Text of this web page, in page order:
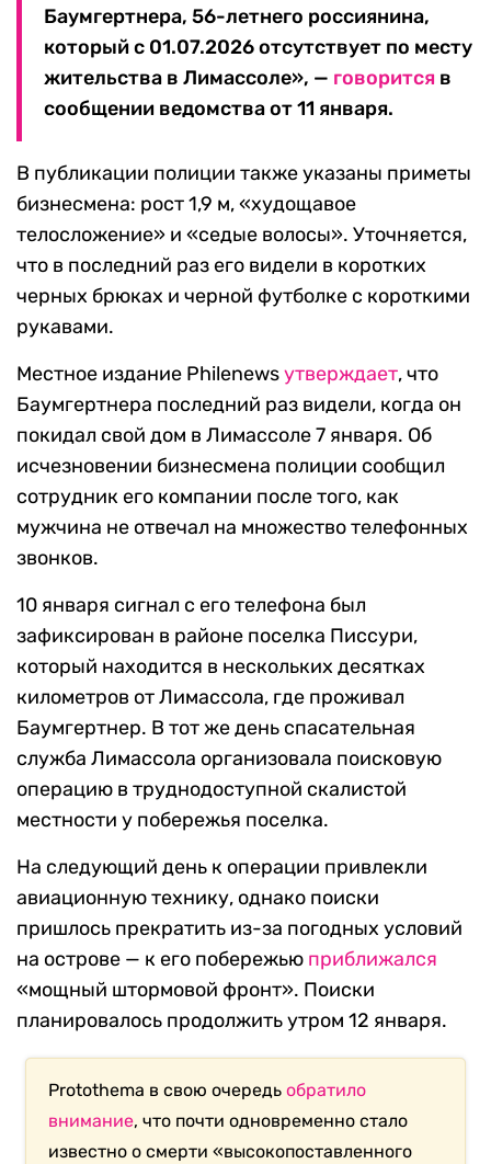
Баумгертнера, 56-летнего россиянина,
который с 01.07.2026 отсутствует по месту
жительства в Лимассоле», — говорится в
сообщении ведомства от 11 января.
В публикации полиции также указаны приметы
бизнесмена: рост 1,9 м, «худощавое
телосложение» и «седые волосы». Уточняется,
что в последний раз его видели в коротких
черных брюках и черной футболке с короткими
рукавами.
Местное издание Philenewsутверждает, что
Баумгертнера последний раз видели, когда он
покидал свой дом в Лимассоле 7 января. Об
исчезновении бизнесмена полиции сообщил
сотрудник его компании после того, как
мужчина не отвечал на множество телефонных
звонков.
10 января сигнал с его телефона был
зафиксирован в районе поселка Писсури,
который находится в нескольких десятках
километров от Лимассола, где проживал
Баумгертнер. В тот же день спасательная
служба Лимассола организовала поисковую
операцию в труднодоступной скалистой
местности у побережья поселка.
На следующий день к операции привлекли
авиационную технику, однако поиски
пришлось прекратить из-за погодных условий
на острове — к его побережью приближался
«мощный штормовой фронт». Поиски
планировалось продолжить утром 12 января.
Protothema в свою очередьобратило
внимание, что почти одновременно стало
известно о смерти «высокопоставленного